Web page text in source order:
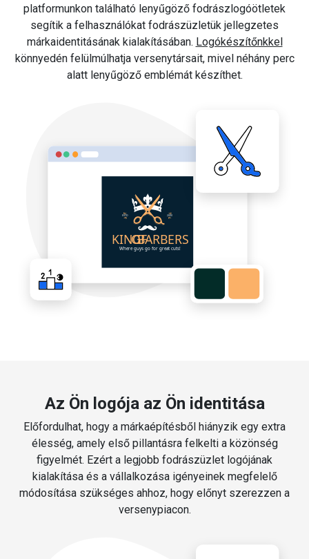
platformunkon található lenyűgöző fodrászlogóötletek
segítik a felhasználókat fodrászüzletük jellegzetes
márkaidentitásának kialakításában. Logókészítőnkkel
könnyedén felülmúlhatja versenytársait, mivel néhány perc
alatt lenyűgöző emblémát készíthet.
Az Ön logója az Ön identitása
Előfordulhat, hogy a márkaépítésből hiányzik egy extra
élesség, amely első pillantásra felkelti a közönség
figyelmét. Ezért a legjobb fodrászüzlet logójának
kialakítása és a vállalkozása igényeinek megfelelő
módosítása szükséges ahhoz, hogy előnyt szerezzen a
versenypiacon.